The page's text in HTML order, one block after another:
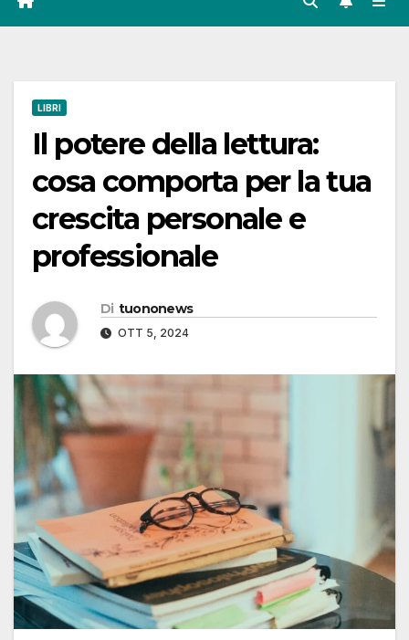
LIBRI
Il potere della lettura:
cosa comporta per la tua
crescita personale e
professionale
Di tuononews
OTT 5, 2024